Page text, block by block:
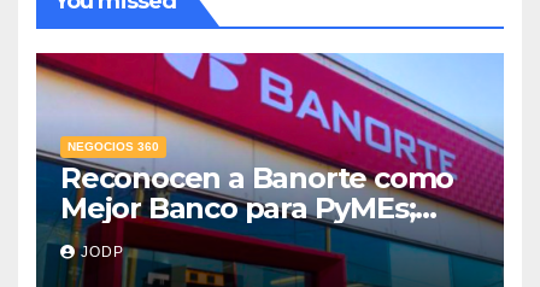
NEGOCIOS 360
Reconocen a Banorte como
Mejor Banco para PyMEs;
supera 14% del mercado
crediticio
JODP